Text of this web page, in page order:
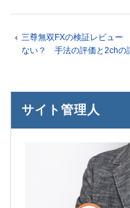
三尊無双FXの検証レビュー
ない？ 手法の評価と2chの
サイト管理人